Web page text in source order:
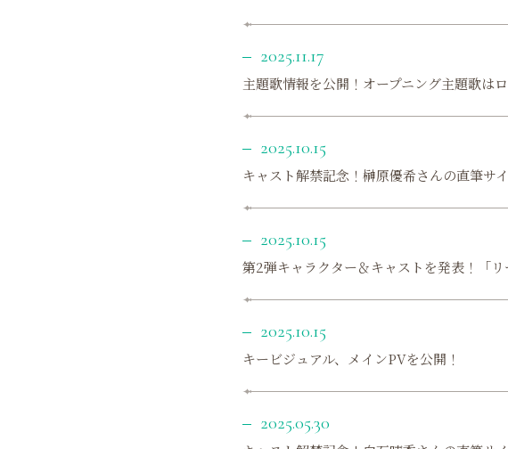
2025.11.17
主題歌情報を公開！オープニング主題歌は
2025.10.15
キャスト解禁記念！榊原優希さんの直筆サ
2025.10.15
第2弾キャラクター＆キャストを発表！「
2025.10.15
キービジュアル、メインPVを公開！
2025.05.30